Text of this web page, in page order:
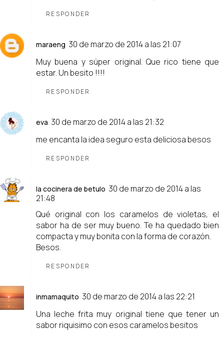
RESPONDER
maraeng 30 de marzo de 2014 a las 21:07
Muy buena y súper original. Que rico tiene que
estar. Un besito !!!!
RESPONDER
eva 30 de marzo de 2014 a las 21:32
me encanta la idea seguro esta deliciosa besos
RESPONDER
la cocinera de betulo 30 de marzo de 2014 a las
21:48
Qué original con los caramelos de violetas, el
sabor ha de ser muy bueno. Te ha quedado bien
compacta y muy bonita con la forma de corazón.
Besos.
RESPONDER
inmamaquito 30 de marzo de 2014 a las 22:21
Una leche frita muy original tiene que tener un
sabor riquisimo con esos caramelos besitos